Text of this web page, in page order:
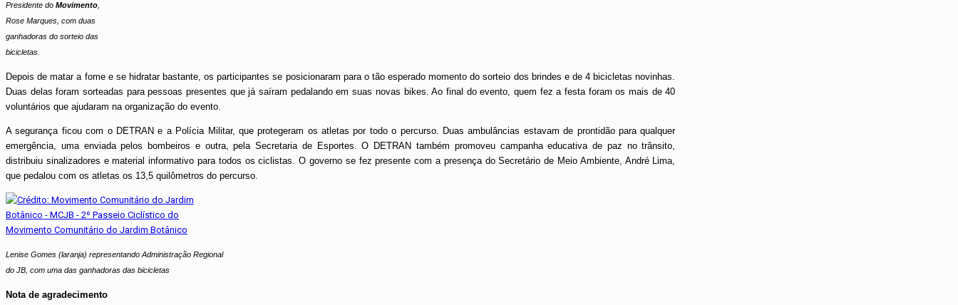
Presidente do Movimento
Rose Marques, com duas
ganhadoras do sorteio das
bicicletas.
Depois de matar a fome e se hidratar bastante, os participantes se posicionaram para o tão esperado momento do sorteio dos brindes e de 4 bicicletas novinhas.
Duas delas foram sorteadas para pessoas presentes que já saíram pedalando em suas novas bikes. Ao final do evento, quem fez a festa foram os mais de 40
voluntários que ajudaram na organização do evento.
A segurança ficou com o DETRAN e a Polícia Militar, que protegeram os atletas por todo o percurso. Duas ambulâncias estavam de prontidão para qualquer
emergência, uma enviada pelos bombeiros e outra, pela Secretaria de Esportes. O DETRAN também promoveu campanha educativa de paz no trânsito,
distribuiu sinalizadores e material informativo para todos os ciclistas. O governo se fez presente com a presença do Secretário de Meio Ambiente, André Lima,
que pedalou com os atletas os 13,5 quilômetros do percurso.
Lenise Gomes (laranja) representando Administração Regional
do JB, com uma das ganhadoras das bicicletas
Nota de agradecimento